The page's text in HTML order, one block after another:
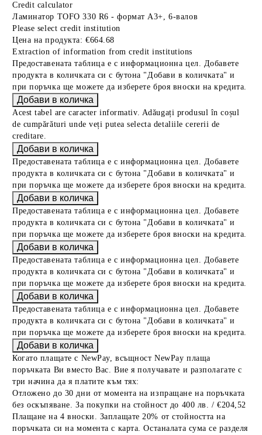
Credit calculator
Ламинатор TOFO 330 R6 - формат А3+, 6-валов
Please select credit institution
Цена на продукта: €664.68
Extraction of information from credit institutions
Предоставената таблица е с информационна цел. Добавете
продукта в количката си с бутона "Добави в количката" и
при поръчка ще можете да изберете броя вноски на кредита.
Acest tabel are caracter informativ. Adăugați produsul în coșul
de cumpărături unde veți putea selecta detaliile cererii de
creditare.
Предоставената таблица е с информационна цел. Добавете
продукта в количката си с бутона "Добави в количката" и
при поръчка ще можете да изберете броя вноски на кредита.
Предоставената таблица е с информационна цел. Добавете
продукта в количката си с бутона "Добави в количката" и
при поръчка ще можете да изберете броя вноски на кредита.
Предоставената таблица е с информационна цел. Добавете
продукта в количката си с бутона "Добави в количката" и
при поръчка ще можете да изберете броя вноски на кредита.
Предоставената таблица е с информационна цел. Добавете
продукта в количката си с бутона "Добави в количката" и
при поръчка ще можете да изберете броя вноски на кредита.
Когато плащате с NewPay, всъщност NewPay плаща
поръчката Ви вместо Вас. Вие я получавате и разполагате с
три начина да я платите към тях:
Отложено до 30 дни от момента на изпращане на поръчката
без оскъпяване. За покупки на стойност до 400 лв. / €204,52
Плащане на 4 вноски. Заплащате 20% от стойността на
поръчката си на момента с карта. Останалата сума се разделя